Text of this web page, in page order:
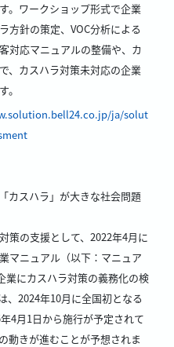
。ワークショップ形式で企業
方針の策定、VOC分析による
対応マニュアルの整備や、カ
、カスハラ対策未対応の企業
。
ja/solut
カスハラ」が大きな社会問題
策の支援として、2022年4月に
マニュアル（以下：マニュア
業にカスハラ対策の義務化の検
、2024年10月に全国初となる
4月1日から施行が予定されて
動きが進むことが予想されま